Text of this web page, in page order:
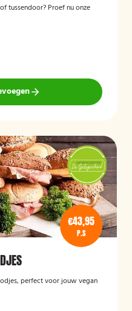
tussendoor? Proef nu onze
€43,95
P.S
perfect voor jouw vegan